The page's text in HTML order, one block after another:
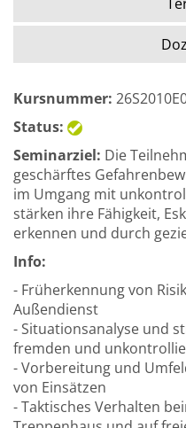
Kursnummer:
Status:
Seminarziel: Die
geschärftes
im Umgang mit
stärken ihre Fähigkeit,
erkennen und durch
Info:
- Früherkennung von
Außendienst
- Situationsanalyse und
fremden und
- Vorbereitung und
von Einsätzen
- Taktisches Verhalten